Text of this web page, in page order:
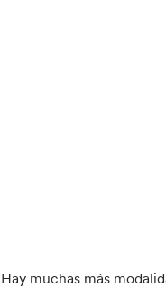
Hay muchas más